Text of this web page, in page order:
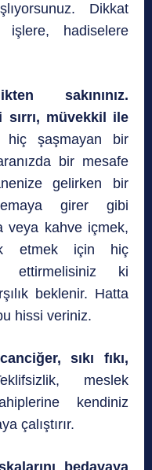
Dikkat
hadiselere
sakınınız.
müvekkil ile
hiç şaşmayan bir
bir mesafe
gelirken bir
girer gibi
veya kahve içmek,
etmek için hiç
ettirmelisiniz ki
beklenir. Hatta
hissi veriniz.
sıkı fıkı,
meslek
kendiniz
çalıştırır.